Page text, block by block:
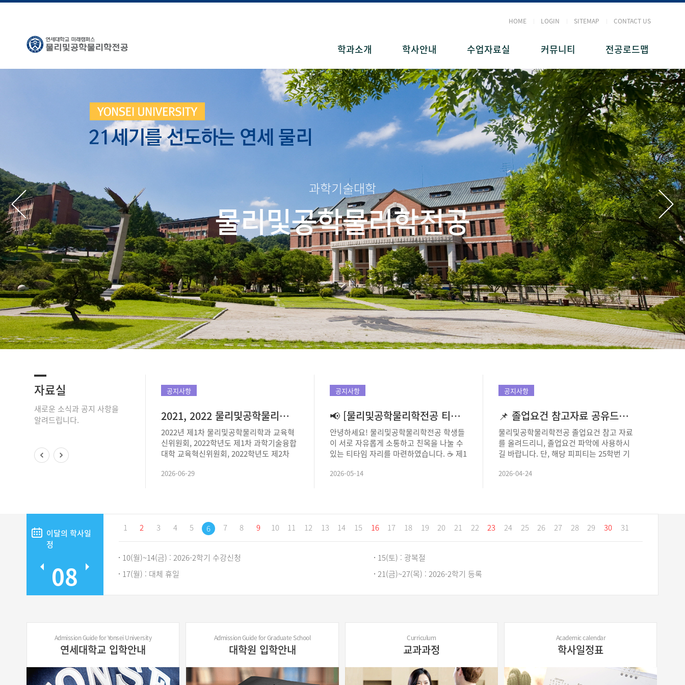
HOME LOGIN SITEMAP CONTACT US
학과소개 학사안내 수업자료실 커뮤니티 전공로드맵
과학기술대학
물리및공학물리학전공
자료실
새로운 소식과 공지 사항을
알려드립니다.
공지사항
2021, 2022 물리및공학물리학전공 졸업요건 확인 필요사항(전공탐색 영역 필수 확인)
2022년 제1차 물리및공학물리학과 교육혁
신위원회, 2022학년도 제1차 과학기술융합
대학 교육혁신위원회, 2022학년도 제2차
이 변경된 졸업요건으로 적용됨을 꼭 확인
2026-06-29
공지사항
📢 [물리및공학물리학전공 티타임 안내]
안녕하세요! 물리및공학물리학전공 학생들
이 서로 자유롭게 소통하고 친목을 나눌 수
있는 티타임 자리를 마련하였습니다. ☕ 제1
5월 19일(화) 오후 3:00 ~ 3:30 ..
2026-05-14
공지사항
📌 졸업요건 참고자료 공유드립니다.
물리및공학물리학전공 졸업요건 참고 자료
를 올려드리니, 졸업요건 파악에 사용하시
길 바랍니다. 단, 해당 피피티는 25학번 기
법 및 졸업요건 파악 참고 자료로 확인하고,
2026-04-24
이달의 학사일
정
08
1 2 3 4 5 6 7 8 9 10 11 12 13 14 15 16 17 18 19 20 21 22 23 24 25 26 27 28 29 30 31
10(월)~14(금) : 2026-2학기 수강신청
15(토) : 광복절
17(월) : 대체 휴일
21(금)~27(목) : 2026-2학기 등록
Admission Guide for Yonsei University
연세대학교 입학안내
Admission Guide for Graduate School
대학원 입학안내
Curriculum
교과과정
Academic calendar
학사일정표